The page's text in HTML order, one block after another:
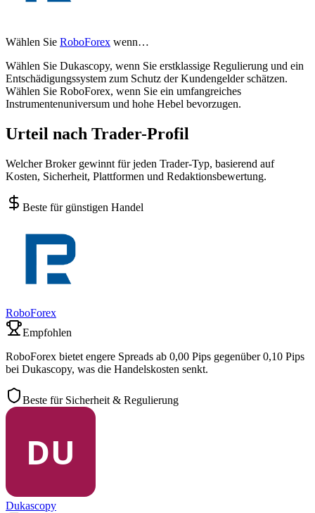
Wählen Sie RoboForex wenn…
Wählen Sie Dukascopy, wenn Sie erstklassige Regulierung und ein
Entschädigungssystem zum Schutz der Kundengelder schätzen.
Wählen Sie RoboForex, wenn Sie ein umfangreiches
Instrumentenuniversum und hohe Hebel bevorzugen.
Urteil nach Trader-Profil
Welcher Broker gewinnt für jeden Trader-Typ, basierend auf
Kosten, Sicherheit, Plattformen und Redaktionsbewertung.
Beste für günstigen Handel
RoboForex
Empfohlen
RoboForex bietet engere Spreads ab 0,00 Pips gegenüber 0,10 Pips
bei Dukascopy, was die Handelskosten senkt.
Beste für Sicherheit & Regulierung
Dukascopy